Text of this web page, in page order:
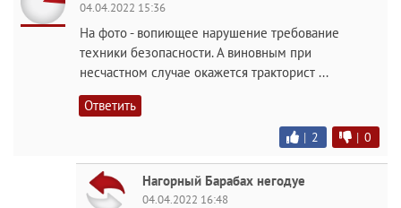
04.04.2022 15:36
На фото - вопиющее нарушение требование
техники безопасности. А виновным при
несчастном случае окажется тракторист ...
Ответить
| 2 | 0
Нагорный Барабах негодуе
04.04.2022 16:48